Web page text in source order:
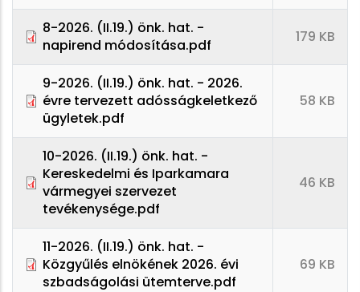
8-2026. (II.19.) önk. hat. -
napirend módosítása.pdf
179 KB
9-2026. (II.19.) önk. hat. - 2026.
évre tervezett adósságkeletkező
ügyletek.pdf
58 KB
10-2026. (II.19.) önk. hat. -
Kereskedelmi és Iparkamara
vármegyei szervezet
tevékenysége.pdf
46 KB
11-2026. (II.19.) önk. hat. -
Közgyűlés elnökének 2026. évi
szbadságolási ütemterve.pdf
69 KB